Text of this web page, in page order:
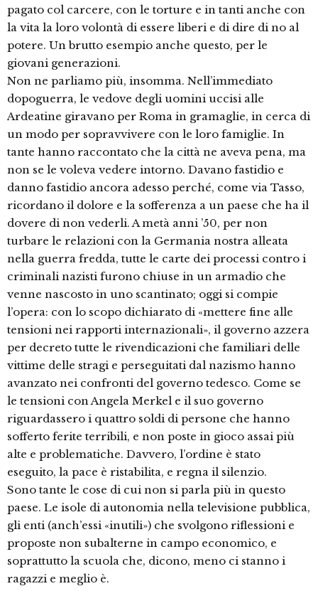
pagato col carcere, con le torture e in tanti anche con
la vita la loro volontà di essere liberi e di dire di no al
potere. Un brutto esempio anche questo, per le
giovani generazioni.
Non ne parliamo più, insomma. Nell’immediato
dopoguerra, le vedove degli uomini uccisi alle
Ardeatine giravano per Roma in gramaglie, in cerca di
un modo per sopravvivere con le loro famiglie. In
tante hanno raccontato che la città ne aveva pena, ma
non se le voleva vedere intorno. Davano fastidio e
danno fastidio ancora adesso perché, come via Tasso,
ricordano il dolore e la sofferenza a un paese che ha il
dovere di non vederli. A metà anni ’50, per non
turbare le relazioni con la Germania nostra alleata
nella guerra fredda, tutte le carte dei processi contro i
criminali nazisti furono chiuse in un armadio che
venne nascosto in uno scantinato; oggi si compie
l’opera: con lo scopo dichiarato di «mettere fine alle
tensioni nei rapporti internazionali», il governo azzera
per decreto tutte le rivendicazioni che familiari delle
vittime delle stragi e perseguitati dal nazismo hanno
avanzato nei confronti del governo tedesco. Come se
le tensioni con Angela Merkel e il suo governo
riguardassero i quattro soldi di persone che hanno
sofferto ferite terribili, e non poste in gioco assai più
alte e problematiche. Davvero, l’ordine è stato
eseguito, la pace è ristabilita, e regna il silenzio.
Sono tante le cose di cui non si parla più in questo
paese. Le isole di autonomia nella televisione pubblica,
gli enti (anch’essi «inutili») che svolgono riflessioni e
proposte non subalterne in campo economico, e
soprattutto la scuola che, dicono, meno ci stanno i
ragazzi e meglio è.